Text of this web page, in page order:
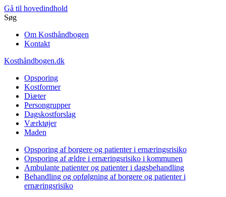
Gå til hovedindhold
Søg
Om Kosthåndbogen
Kontakt
Kosthåndbogen.dk
Opsporing
Kostformer
Diæter
Persongrupper
Dagskostforslag
Værktøjer
Maden
Opsporing af borgere og patienter i ernæringsrisiko
Opsporing af ældre i ernæringsrisiko i kommunen
Ambulante patienter og patienter i dagsbehandling
Behandling og opfølgning af borgere og patienter i
ernæringsrisiko